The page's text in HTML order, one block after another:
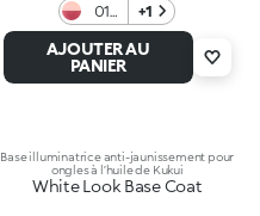
01
Prep
And
Fluff
+1
AJOUTER AU
PANIER
Base illuminatrice anti-jaunissement pour
ongles à l’huile de Kukui
White Look Base Coat